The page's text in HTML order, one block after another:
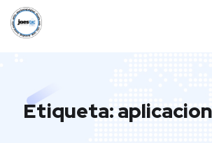
Etiqueta: